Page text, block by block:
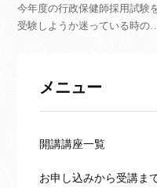
ている時は！？
今年度の行政保健師採用試験
受験しようか迷っている時の対
メニュー
開講講座一覧
お申し込みから受講ま